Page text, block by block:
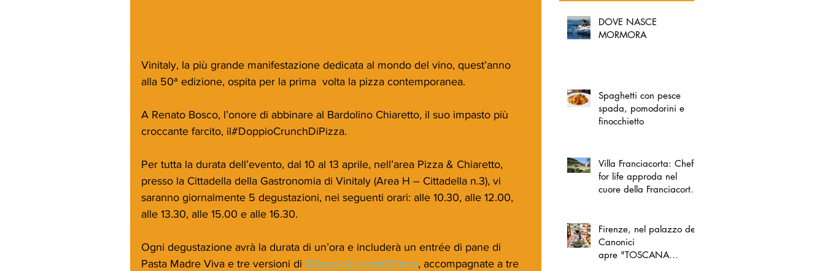
Vinitaly, la più grande manifestazione dedicata al mondo del vino, quest’anno
alla 50ª edizione, ospita per la prima  volta la pizza contemporanea.
A Renato Bosco, l’onore di abbinare al Bardolino Chiaretto, il suo impasto più
croccante farcito, il#DoppioCrunchDiPizza.
Per tutta la durata dell’evento, dal 10 al 13 aprile, nell’area Pizza & Chiaretto,
presso la Cittadella della Gastronomia di Vinitaly (Area H – Cittadella n.3), vi
saranno giornalmente 5 degustazioni, nei seguenti orari: alle 10.30, alle 12.00,
alle 13.30, alle 15.00 e alle 16.30.
Ogni degustazione avrà la durata di un’ora e includerà un entrée di pane di
Pasta Madre Viva e tre versioni di #DoppioCrunchDiPizza, accompagnate a tre
DOVE NASCE
MORMORA
Spaghetti con pesce
spada, pomodorini e
finocchietto
Villa Franciacorta: Chefs
for life approda nel
cuore della Franciacorta,
Firenze, nel palazzo dei
Canonici
apre "TOSCANA